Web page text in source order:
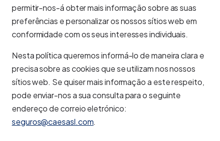
permitir-nos-á obter mais informação sobre as suas
preferências e personalizar os nossos sítios web em
conformidade com os seus interesses individuais.
Nesta política queremos informá-lo de maneira clara e
precisa sobre as cookies que se utilizam nos nossos
sítios web. Se quiser mais informação a este respeito,
pode enviar-nos a sua consulta para o seguinte
endereço de correio eletrónico:
seguros@caesasl.com.